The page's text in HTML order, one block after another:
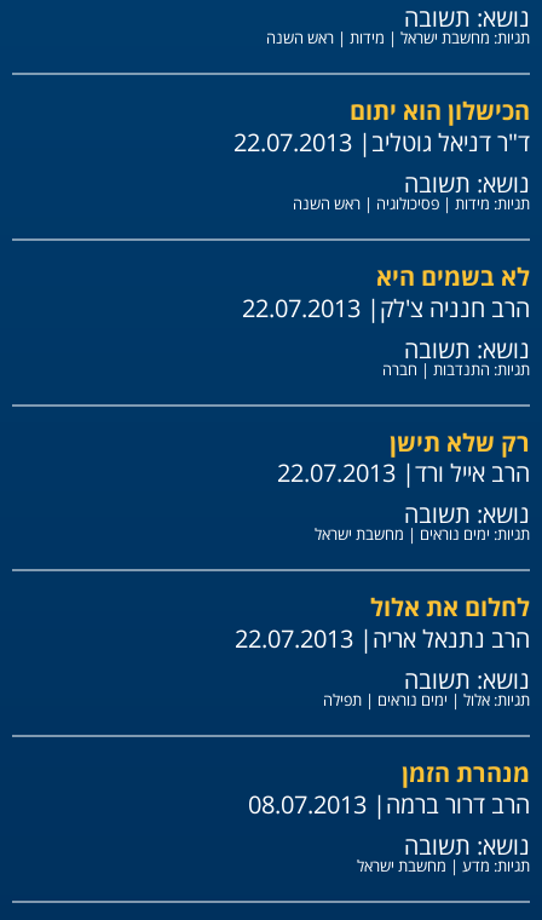
נושא: תשובה
תגיות: מחשבת ישראל | מידות | ראש השנה
הכישלון הוא יתום
ד"ר דניאל גוטליב| 22.07.2013
נושא: תשובה
תגיות: מידות | פסיכולוגיה | ראש השנה
לא בשמים היא
הרב חנניה צ'לק| 22.07.2013
נושא: תשובה
תגיות: התנדבות | חברה
רק שלא תישן
הרב אייל ורד| 22.07.2013
נושא: תשובה
תגיות: ימים נוראים | מחשבת ישראל
לחלום את אלול
הרב נתנאל אריה| 22.07.2013
נושא: תשובה
תגיות: אלול | ימים נוראים | תפילה
מנהרת הזמן
הרב דרור ברמה| 08.07.2013
נושא: תשובה
תגיות: מדע | מחשבת ישראל